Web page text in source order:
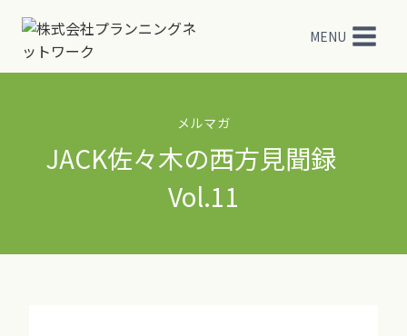
ス
MENU
メルマガ
JACK佐々木の西方見聞録
Vol.11